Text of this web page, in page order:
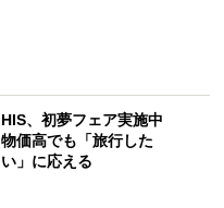
HIS、初夢フェア実施中
物価高でも「旅行した
い」に応える